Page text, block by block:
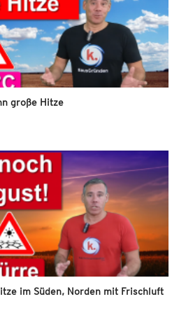
große Hitze
im Süden, Norden mit Frischluft